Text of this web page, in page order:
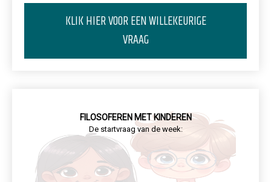
KLIK HIER VOOR EEN WILLEKEURIGE
VRAAG
FILOSOFEREN MET KINDEREN
De startvraag van de week: